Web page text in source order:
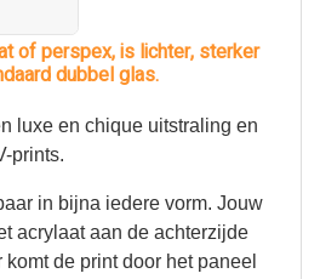
of perspex, is lichter, sterker
dubbel glas.
luxe en chique uitstraling en
prints.
in bijna iedere vorm. Jouw
acrylaat aan de achterzijde
de print door het paneel